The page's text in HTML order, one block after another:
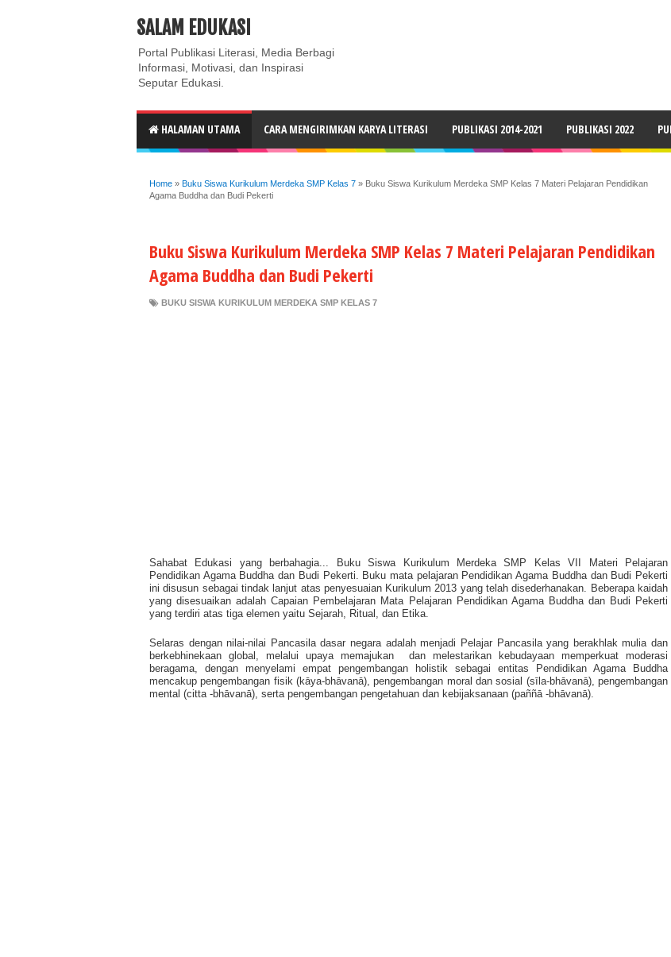
ABOUT CONTACT US
SALAM EDUKASI
Portal Publikasi Literasi, Media Berbagi
Informasi, Motivasi, dan Inspirasi
Seputar Edukasi.
HALAMAN UTAMA CARA MENGIRIMKAN KARYA LITERASI PUBLIKASI 2014-2021 PUBLIKASI 2022
Home » Buku Siswa Kurikulum Merdeka SMP Kelas 7 » Buku Siswa Kurikulum Merdeka SMP Kelas 7 Materi Pelajaran Pendidikan
Agama Buddha dan Budi Pekerti
Buku Siswa Kurikulum Merdeka SMP Kelas 7 Materi Pelajaran Pendidikan
Agama Buddha dan Budi Pekerti
BUKU SISWA KURIKULUM MERDEKA SMP KELAS 7
Sahabat Edukasi yang berbahagia... Buku Siswa Kurikulum Merdeka SMP Kelas VII Materi Pelajaran
Pendidikan Agama Buddha dan Budi Pekerti. Buku mata pelajaran Pendidikan Agama Buddha dan Budi Pekerti
ini disusun sebagai tindak lanjut atas penyesuaian Kurikulum 2013 yang telah disederhanakan. Beberapa kaidah
yang disesuaikan adalah Capaian Pembelajaran Mata Pelajaran Pendidikan Agama Buddha dan Budi Pekerti
yang terdiri atas tiga elemen yaitu Sejarah, Ritual, dan Etika.
Selaras dengan nilai-nilai Pancasila dasar negara adalah menjadi Pelajar Pancasila yang berakhlak mulia dan
berkebhinekaan global, melalui upaya memajukan
dan melestarikan kebudayaan memperkuat moderasi
beragama, dengan menyelami empat pengembangan holistik sebagai entitas Pendidikan Agama Buddha
mencakup pengembangan fisik (kāya-bhāvanā), pengembangan moral dan sosial (sīla-bhāvanā), pengembangan
mental (citta -bhāvanā), serta pengembangan pengetahuan dan kebijaksanaan (paññā -bhāvanā).